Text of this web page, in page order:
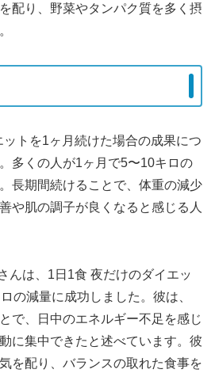
配り、野菜やタンパク質を多く摂
トを1ヶ月続けた場合の成果につ
多くの人が1ヶ月で5〜10キロの
長期間続けることで、体重の減少
や肌の調子が良くなると感じる人
んは、1日1食 夜だけのダイエッ
の減量に成功しました。彼は、
で、日中のエネルギー不足を感じ
に集中できたと述べています。彼
を配り、バランスの取れた食事を